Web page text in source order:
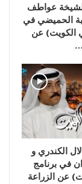
عواطف
الحميضي في
الكويت) عن
الكندري و
في برنامج
عن الزراعة